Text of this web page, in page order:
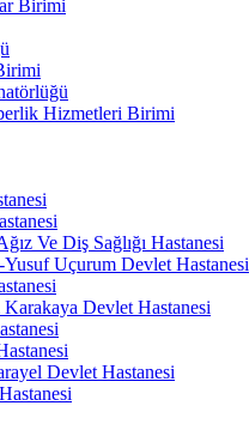
Birimi
Hizmetleri Birimi
Ve Diş Sağlığı Hastanesi
Uçurum Devlet Hastanesi
Devlet Hastanesi
Devlet Hastanesi